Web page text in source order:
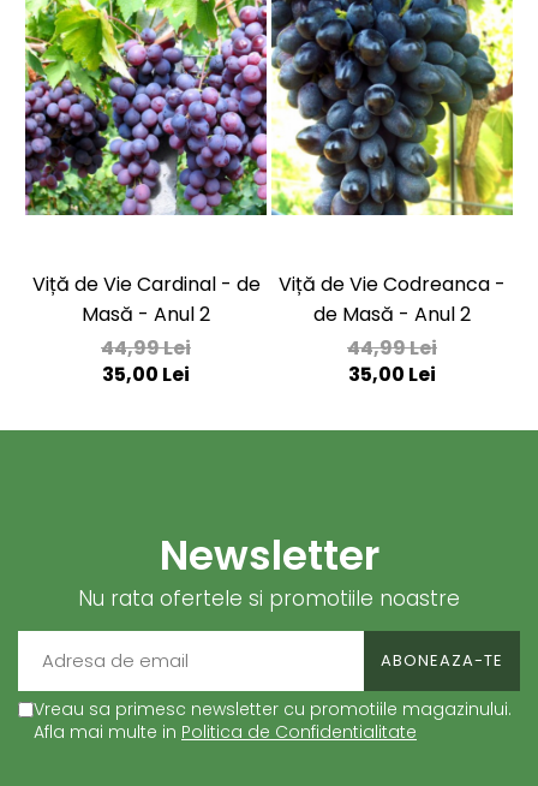
Viță de Vie Cardinal - de
Masă - Anul 2
44,99 Lei
35,00 Lei
Viță de Vie Codreanca -
de Masă - Anul 2
44,99 Lei
35,00 Lei
Newsletter
Nu rata ofertele si promotiile noastre
Vreau sa primesc newsletter cu promotiile magazinului.
Afla mai multe in Politica de Confidentialitate